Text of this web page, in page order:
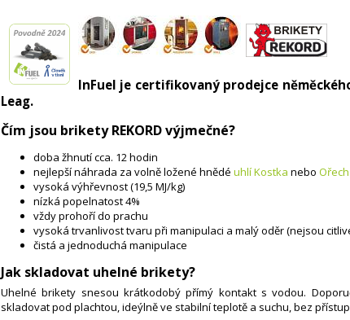
InFuel je certifikovaný prodejce
Leag.
Čím jsou brikety REKORD výjmečné?
doba žhnutí cca. 12 hodin
nejlepší náhrada za volně ložené hnědé uhlí Kostka nebo Ořech
vysoká výhřevnost (19,5 MJ/kg)
nízká popelnatost 4%
vždy prohoří do prachu
vysoká trvanlivost tvaru při manipulaci a malý oděr (nejsou
čistá a jednoduchá manipulace
Jak skladovat uhelné brikety?
Uhelné brikety snesou krátkodobý přímý kontakt s vodou.
skladovat pod plachtou, ideýlně ve stabilní teplotě a suchu, bez